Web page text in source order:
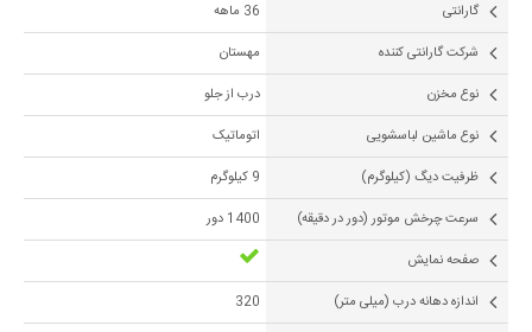
گارانتی
36 ماهه
شرکت گارانتی کننده
مهستان
نوع مخزن
درب از جلو
نوع ماشین لباسشویی
اتوماتیک
ظرفیت دیگ (کیلوگرم)
9 کیلوگرم
سرعت چرخش موتور (دور در دقیقه)
1400 دور
صفحه نمایش
اندازه دهانه درب (میلی متر)
320